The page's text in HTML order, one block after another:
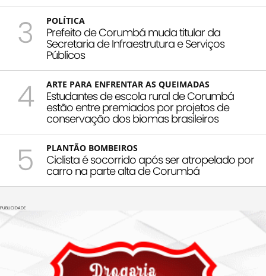
3 POLÍTICA
Prefeito de Corumbá muda titular da
Secretaria de Infraestrutura e Serviços
Públicos
4 ARTE PARA ENFRENTAR AS QUEIMADAS
Estudantes de escola rural de Corumbá
estão entre premiados por projetos de
conservação dos biomas brasileiros
5 PLANTÃO BOMBEIROS
Ciclista é socorrido após ser atropelado por
carro na parte alta de Corumbá
PUBLICIDADE